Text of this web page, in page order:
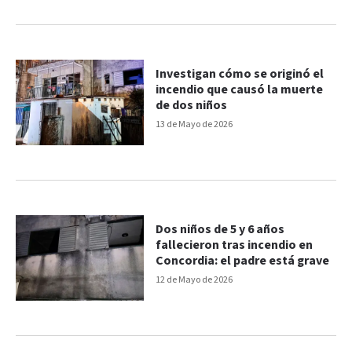
13 de Mayo de 2026
Investigan cómo se originó el
incendio que causó la muerte
de dos niños
12 de Mayo de 2026
Dos niños de 5 y 6 años
fallecieron tras incendio en
Concordia: el padre está grave